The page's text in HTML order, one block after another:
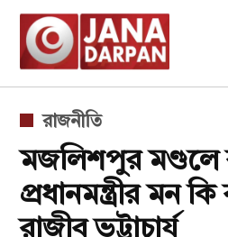
Skip
content
POSTED
IN
রাজনীতি
মজলিশপুর মণ্ডলে
প্রধানমন্ত্রীর মন
রাজীব ভট্টাচার্য